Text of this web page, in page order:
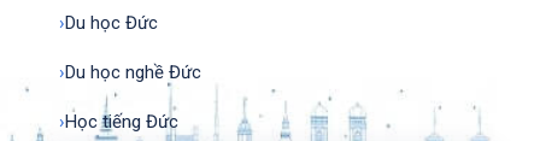
›Du học Đức
›Du học nghề Đức
›Học tiếng Đức